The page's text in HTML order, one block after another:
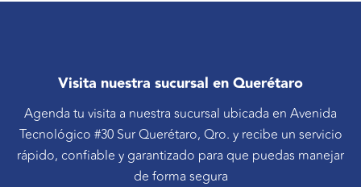
Visita nuestra sucursal en Querétaro
Agenda tu visita a nuestra sucursal ubicada en Avenida
Tecnológico #30 Sur Querétaro, Qro. y recibe un servicio
rápido, confiable y garantizado para que puedas manejar
de forma segura